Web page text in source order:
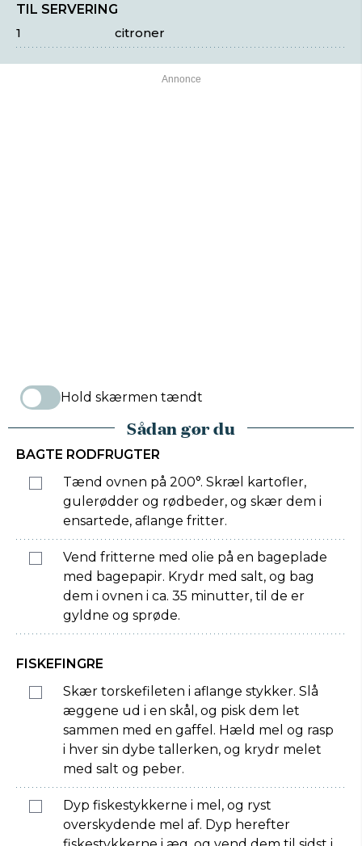
TIL SERVERING
citroner
1
Hold skærmen tændt
Sådan gør du
BAGTE RODFRUGTER
Tænd ovnen på 200°. Skræl kartofler,
gulerødder og rødbeder, og skær dem i
ensartede, aflange fritter.
Vend fritterne med olie på en bageplade
med bagepapir. Krydr med salt, og bag
dem i ovnen i ca. 35 minutter, til de er
gyldne og sprøde.
FISKEFINGRE
Skær torskefileten i aflange stykker. Slå
æggene ud i en skål, og pisk dem let
sammen med en gaffel. Hæld mel og rasp
i hver sin dybe tallerken, og krydr melet
med salt og peber.
Dyp fiskestykkerne i mel, og ryst
overskydende mel af. Dyp herefter